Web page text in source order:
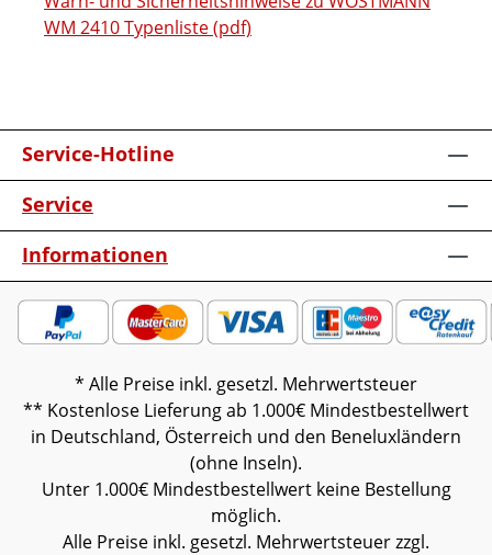
WM 2410 Typenliste (pdf)
Service-Hotline
Service
Informationen
* Alle Preise inkl. gesetzl. Mehrwertsteuer
** Kostenlose Lieferung ab 1.000€ Mindestbestellwert
in Deutschland, Österreich und den Beneluxländern
(ohne Inseln).
Unter 1.000€ Mindestbestellwert keine Bestellung
möglich.
Alle Preise inkl. gesetzl. Mehrwertsteuer zzgl.